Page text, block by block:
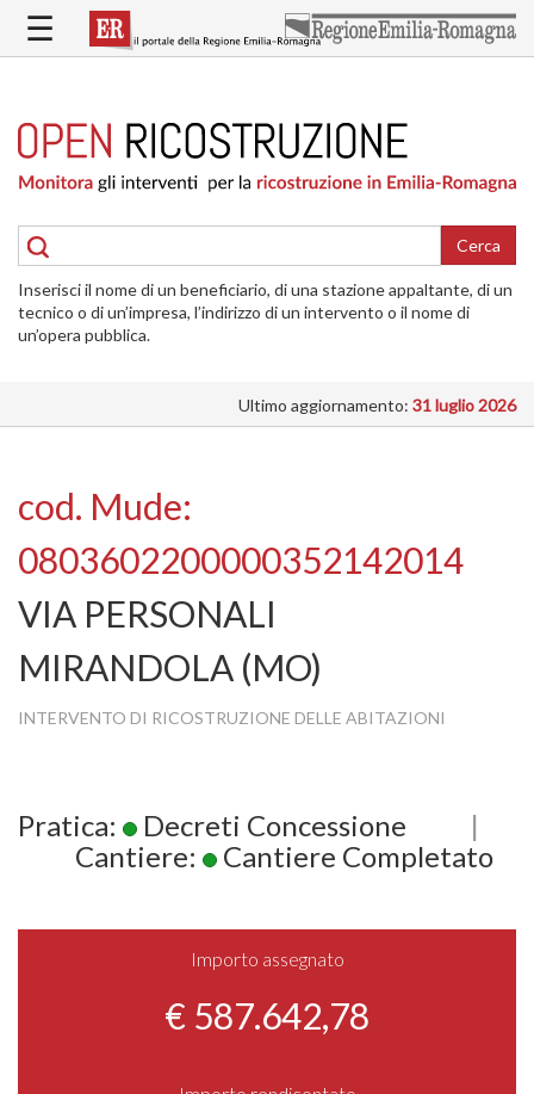
contenuto
RICOSTRUZIONE
PUBBLICA
DELLE
ABITAZIONI
RICOSTRUZIONE
ATTIVITÀ
INTERVENTI
SI
☰
Cerca
Inserisci il nome di un beneficiario, di una stazione appaltante, di un
tecnico o di un’impresa, l’indirizzo di un intervento o il nome di
un’opera pubblica.
Ultimo aggiornamento: 31 luglio 2026
cod. Mude:
0803602200000352142014
VIA PERSONALI
MIRANDOLA (MO)
INTERVENTO DI RICOSTRUZIONE DELLE ABITAZIONI
Pratica: Decreti Concessione
|
Cantiere:
Cantiere Completato
Importo assegnato
€ 587.642,78